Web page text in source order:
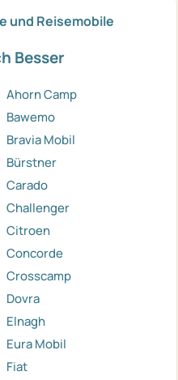
und Reisemobile
Besser
Ahorn Camp
Bawemo
Bravia Mobil
Bürstner
Carado
Challenger
Citroen
Concorde
Crosscamp
Dovra
Elnagh
Eura Mobil
Fiat